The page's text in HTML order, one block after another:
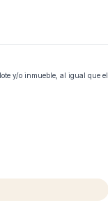
y/o inmueble, al igual que el